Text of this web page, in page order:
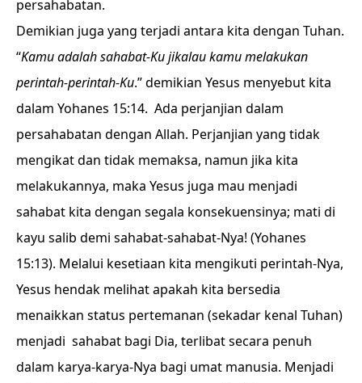
persahabatan.
Demikian juga yang terjadi antara kita dengan Tuhan.
“Kamu adalah sahabat-Ku jikalau kamu melakukan
perintah-perintah-Ku.” demikian Yesus menyebut kita
dalam Yohanes 15:14. Ada perjanjian dalam
persahabatan dengan Allah. Perjanjian yang tidak
mengikat dan tidak memaksa, namun jika kita
melakukannya, maka Yesus juga mau menjadi
sahabat kita dengan segala konsekuensinya; mati di
kayu salib demi sahabat-sahabat-Nya! (Yohanes
15:13). Melalui kesetiaan kita mengikuti perintah-Nya,
Yesus hendak melihat apakah kita bersedia
menaikkan status pertemanan (sekadar kenal Tuhan)
menjadi sahabat bagi Dia, terlibat secara penuh
dalam karya-karya-Nya bagi umat manusia. Menjadi